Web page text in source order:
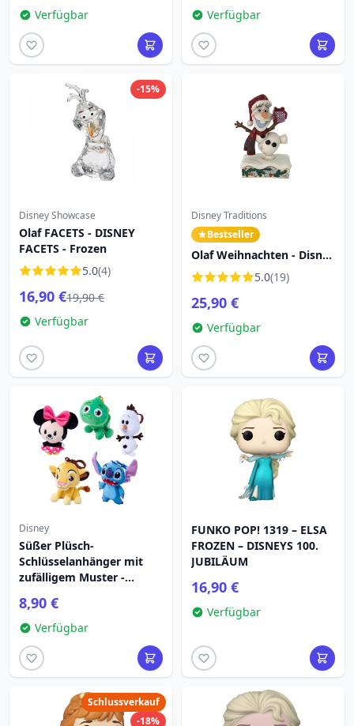
Verfügbar Verfügbar
-15%
Disney Showcase
Olaf FACETS - DISNEY
FACETS - Frozen
5.0(4)
16,90 €19,90 €
Verfügbar
Disney Traditions
Bestseller
Olaf Weihnachten - Disney
Traditions
5.0(19)
25,90 €
Verfügbar
Disney
Süßer Plüsch-
Schlüsselanhänger mit
zufälligem Muster -
8,90 €
Verfügbar
FUNKO POP! 1319 – ELSA
FROZEN – DISNEYS 100.
JUBILÄUM
16,90 €
Verfügbar
Schlussverkauf
-18%